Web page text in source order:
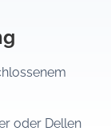
oder Dellen